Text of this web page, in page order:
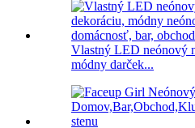
Vlastný LED neónový
módny darček...